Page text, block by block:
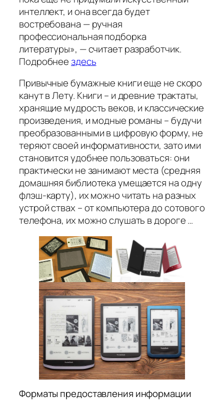
интеллект, и она всегда будет
востребована — ручная
профессиональная подборка
литературы», — считает разработчик.
Подробнеездесь
Привычные бумажные книги еще не скоро
канут в Лету. Книги – и древние трактаты,
хранящие мудрость веков, и классические
произведения, и модные романы – будучи
преобразованными в цифровую форму, не
теряют своей информативности, зато ими
становится удобнее пользоваться: они
практически не занимают места (средняя
домашняя библиотека умещается на одну
флэш-карту), их можно читать на разных
устрой ствах – от компьютера до сотового
телефона, их можно слушать в дороге …
Форматы предоставления информации